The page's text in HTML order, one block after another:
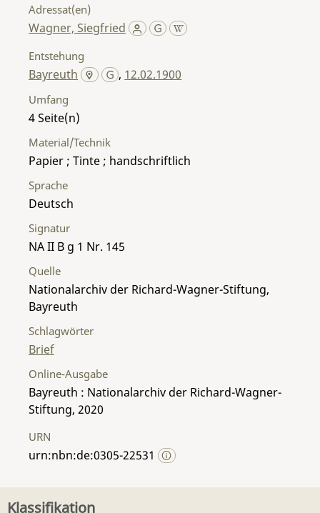
Adressat(en)
Wagner, Siegfried
Entstehung
Bayreuth , 12.02.1900
Umfang
4
Material/Technik
Papier ; Tinte ; handschriftlich
Sprache
Deutsch
Signatur
NA II B g 1 Nr. 145
Quelle
Nationalarchiv der Richard-Wagner-Stiftung,
Bayreuth
Schlagwörter
Brief
Online-Ausgabe
Bayreuth : Nationalarchiv der Richard-Wagner-
Stiftung, 2020
URN
urn:nbn:de:0305-22531
Klassifikation